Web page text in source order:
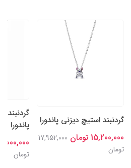
گردنبند استیچ دیزنی پاندورا
15,200,000 تومان
17,952,000
تومان
گردنبند
پاندورا
13,000,000
تومان